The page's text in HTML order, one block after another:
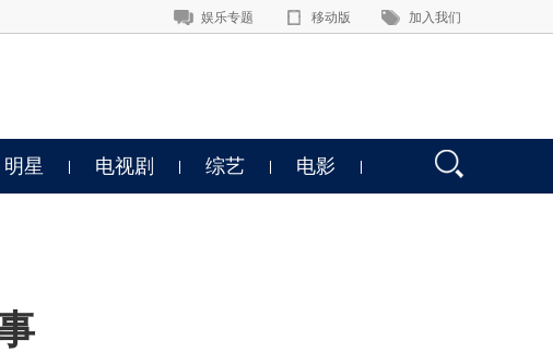
娱乐专题 移动版 加入我们
明星 电视剧 综艺 电影